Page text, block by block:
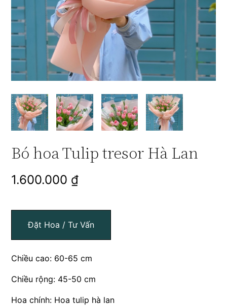
Bó hoa Tulip tresor Hà Lan
1.600.000 ₫
Đặt Hoa / Tư Vấn
Chiều cao: 60-65 cm
Chiều rộng: 45-50 cm
Hoa chính: Hoa tulip hà lan